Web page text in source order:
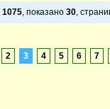
1075, показано 30,
2 3 4 5 6 7